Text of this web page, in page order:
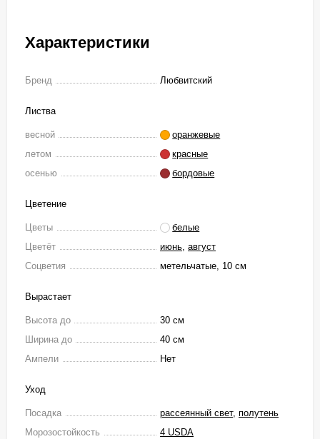
Характеристики
Бренд Любвитский
Листва
весной
оранжевые
летом
красные
осенью
бордовые
Цветение
Цветы
белые
Цветёт
июнь, август
Соцветия
метельчатые, 10 см
Вырастает
Высота до
30 см
Ширина до
40 см
Ампели
Нет
Уход
Посадка рассеянный свет, полутень
Морозостойкость
4 USDA